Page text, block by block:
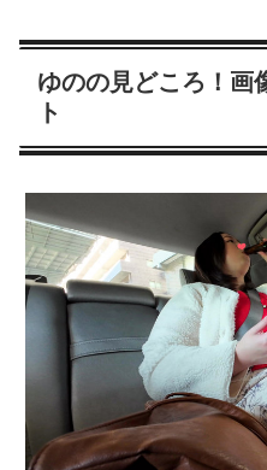
ゆのの見どころ！画
ト